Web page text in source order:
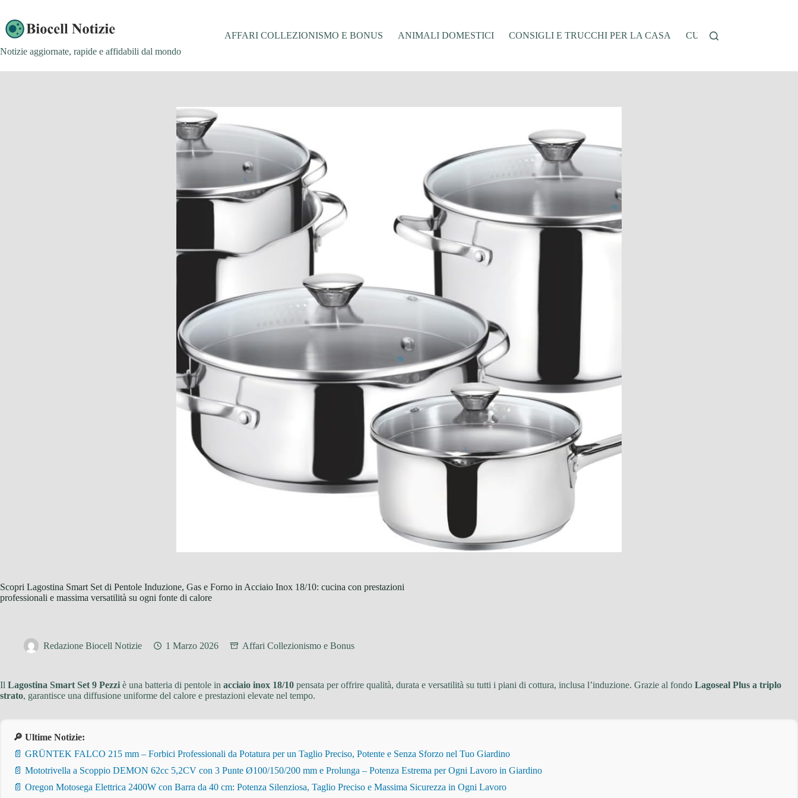
contenuto
Notizie aggiornate, rapide e affidabili dal mondo
AFFARI COLLEZIONISMO E BONUS ANIMALI DOMESTICI CONSIGLI E TRUCCHI PER LA CASA CUCINA E RICETTE
Scopri Lagostina Smart Set di Pentole Induzione, Gas e Forno in Acciaio Inox 18/10: cucina con prestazioni
professionali e massima versatilità su ogni fonte di calore
Redazione Biocell Notizie 1 Marzo 2026 Affari Collezionismo e Bonus
Il Lagostina Smart Set 9 Pezzi è una batteria di pentole in acciaio inox 18/10 pensata per offrire qualità, durata e versatilità su tutti i piani di cottura, inclusa l’induzione. Grazie al fondo Lagoseal Plus a triplo
strato, garantisce una diffusione uniforme del calore e prestazioni elevate nel tempo.
🔎 Ultime Notizie:
📄 GRÜNTEK FALCO 215 mm – Forbici Professionali da Potatura per un Taglio Preciso, Potente e Senza Sforzo nel Tuo Giardino
📄 Mototrivella a Scoppio DEMON 62cc 5,2CV con 3 Punte Ø100/150/200 mm e Prolunga – Potenza Estrema per Ogni Lavoro in Giardino
📄 Oregon Motosega Elettrica 2400W con Barra da 40 cm: Potenza Silenziosa, Taglio Preciso e Massima Sicurezza in Ogni Lavoro